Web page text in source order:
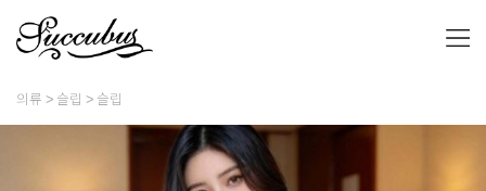
의류 슬립 슬립